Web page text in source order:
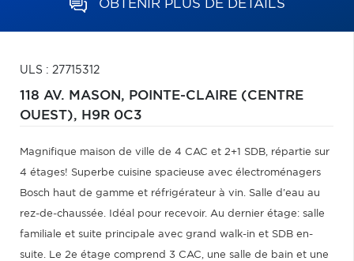
OBTENIR PLUS DE DÉTAILS
ULS : 27715312
118 AV. MASON, POINTE-CLAIRE (CENTRE
OUEST), H9R 0C3
Magnifique maison de ville de 4 CAC et 2+1 SDB, répartie sur
4 étages! Superbe cuisine spacieuse avec électroménagers
Bosch haut de gamme et réfrigérateur à vin. Salle d'eau au
rez-de-chaussée. Idéal pour recevoir. Au dernier étage: salle
familiale et suite principale avec grand walk-in et SDB en-
suite. Le 2e étage comprend 3 CAC, une salle de bain et une